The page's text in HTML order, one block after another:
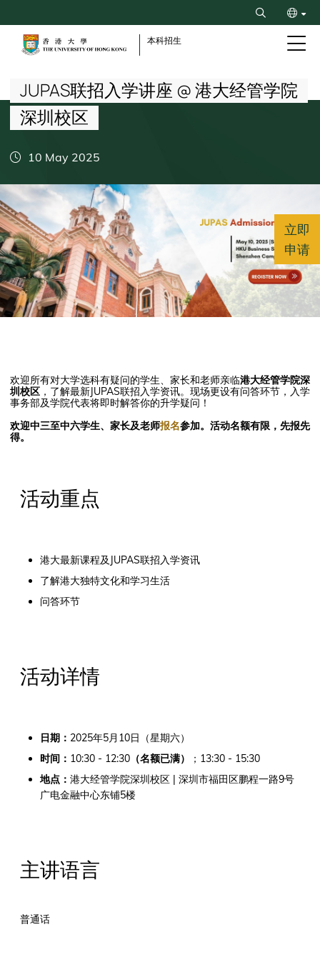
to
content
Search
本科招生
Breadcrumb
JUPAS联招入学讲座 @ 港大经管学院
深圳校区
10 May 2025
欢迎所有对大学选科有疑问的学生、家长和老师亲临港大经管学院深
圳校区 ，了解最新JUPAS联招入学资讯。现场更设有问答环节，入学
事务部及学院代表将即时解答你的升学疑问！
欢迎中三至中六学生、家长及老师报名参加。活动名额有限，先报先
得。
活动重点
港大最新课程及JUPAS联招入学资讯
了解港大独特文化和学习生活
问答环节
活动详情
日期： 2025年5月10日（星期六）
时间： 10:30 - 12:30 （名额已满）
；13:30 - 15:30
地点： 港大经管学院深圳校区 | 深圳市福田区鹏程一路9号
广电金融中心东铺5楼
主讲语言
普通话
立即
申请